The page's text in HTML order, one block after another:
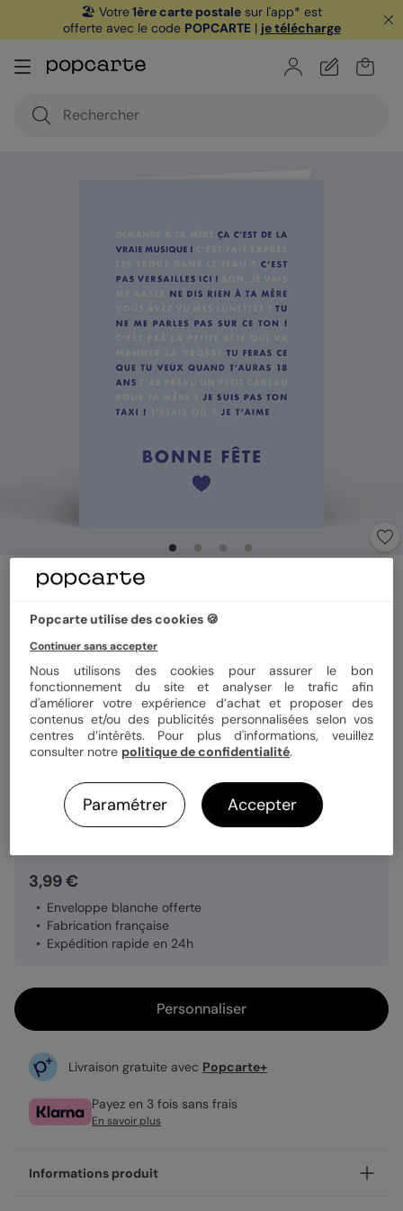
🏖️ Votre1ère carte postale sur l'app* est
offerte avec le code POPCARTE| je télécharge
Carte fête des pères
Phrases Papa
5(1avis)
Format 12x17 cm plié
Papier Papier Satiné
Quantité 1 carte
3,99 €
Enveloppe blanche offerte
Fabrication française
Expédition rapide en 24h
Personnaliser
Livraison gratuite avec Popcarte+
Payez en 3 fois sans frais
En savoir plus
Informations produit
Popcarte utilise des cookies 🍪
Continuer sans accepter
Nous utilisons des cookies pour assurer le bon
fonctionnement du site et analyser le trafic afin
d'améliorer votre expérience d’achat et proposer des
contenus et/ou des publicités personnalisées selon vos
centres d’intérêts. Pour plus d'informations, veuillez
consulter notre politique de confidentialité.
Paramétrer Accepter